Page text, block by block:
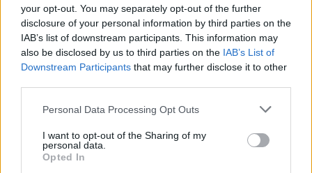
your opt-out. You may separately opt-out of the further
disclosure of your personal information by third parties on the
IAB’s list of downstream participants. This information may
also be disclosed by us to third parties on the IAB’s List of
Downstream Participants that may further disclose it to other
Please note that this website/app uses one or more Google
not limited to your visit or usage behaviour. You may click to
grant or deny consent to Google and its third-party tags to
use your data for below specified purposes in below Google
Personal Data Processing Opt Outs
I want to opt-out of the Sharing of my
personal data.
Opted In